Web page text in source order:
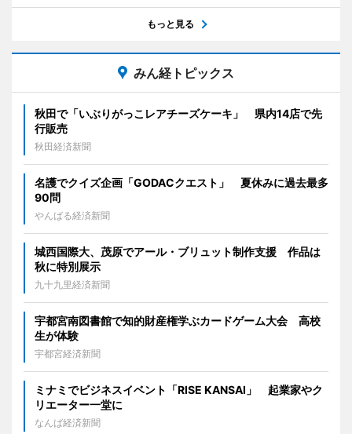
もっと見る
みん経トピックス
秋田で「いぶりがっこレアチーズケーキ」 県内14店で先
行販売
秋田経済新聞
名護でクイズ企画「GODACクエスト」 夏休みに過去最多
90問
やんばる経済新聞
城西国際大、茂原でアール・ブリュット制作支援 作品は
秋に特別展示
九十九里経済新聞
宇都宮南図書館で知的財産権学ぶカードゲーム大会 高校
生が体験
宇都宮経済新聞
ミナミでビジネスイベント「RISE KANSAI」 起業家やク
リエーター一堂に
なんば経済新聞